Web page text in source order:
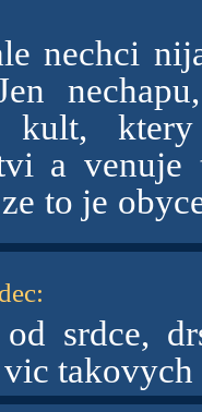
nechci
kult,
a
to je
:
srdce,
vic